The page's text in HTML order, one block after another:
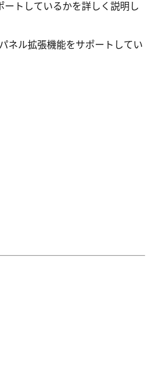
トしているかを詳しく説明し
ネル拡張機能をサポートしてい